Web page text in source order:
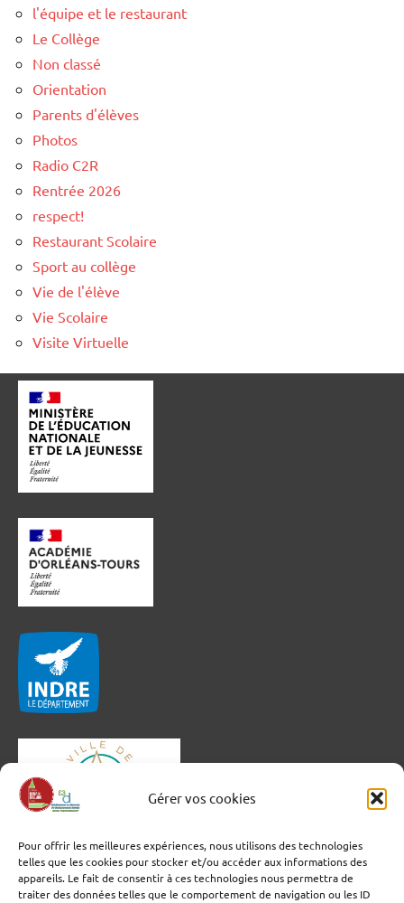
Gérer vos cookies
Pour offrir les meilleures expériences, nous utilisons des technologies
telles que les cookies pour stocker et/ou accéder aux informations des
appareils. Le fait de consentir à ces technologies nous permettra de
traiter des données telles que le comportement de navigation ou les ID
l'équipe et le restaurant
Le Collège
Non classé
Orientation
Parents d'élèves
Photos
Radio C2R
Rentrée 2026
respect!
Restaurant Scolaire
Sport au collège
Vie de l'élève
Vie Scolaire
Visite Virtuelle